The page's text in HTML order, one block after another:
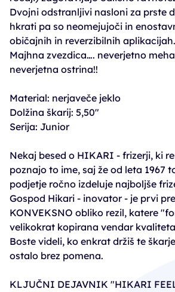
Dvojni odstranljivi nasloni za prste
hkrati pa so neomejujoči in
običajnih in reverzibilnih aplikacijah.
Majhna zvezdica…. neverjetno
neverjetna ostrina!!
Material: nerjaveče jeklo
Dolžina škarij: 5,50"
Serija: Junior
Nekaj besed o HIKARI - frizerji, ki
poznajo to ime, saj že od leta 1967
podjetje ročno izdeluje najboljše
Gospod Hikari - inovator - je prvi
KONVEKSNO obliko rezil, katere
velikokrat kopirana vendar
Boste videli, ko enkrat držiš te
ostalo brez pomena.
KLJUČNI DEJAVNIK "HIKARI